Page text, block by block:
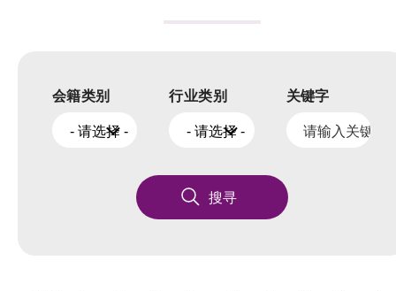
会籍类别
- 请选择 -
行业类别
- 请选择 -
关键字
搜寻